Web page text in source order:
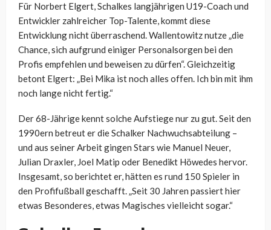
Für Norbert Elgert, Schalkes langjährigen U19-Coach und
Entwickler zahlreicher Top-Talente, kommt diese
Entwicklung nicht überraschend. Wallentowitz nutze „die
Chance, sich aufgrund einiger Personalsorgen bei den
Profis empfehlen und beweisen zu dürfen“. Gleichzeitig
betont Elgert: „Bei Mika ist noch alles offen. Ich bin mit ihm
noch lange nicht fertig.“
Der 68-Jährige kennt solche Aufstiege nur zu gut. Seit den
1990ern betreut er die Schalker Nachwuchsabteilung –
und aus seiner Arbeit gingen Stars wie Manuel Neuer,
Julian Draxler, Joel Matip oder Benedikt Höwedes hervor.
Insgesamt, so berichtet er, hätten es rund 150 Spieler in
den Profifußball geschafft. „Seit 30 Jahren passiert hier
etwas Besonderes, etwas Magisches vielleicht sogar.“